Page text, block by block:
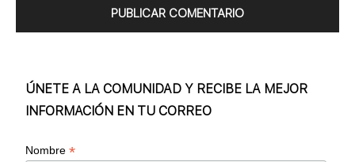
ÚNETE A LA COMUNIDAD Y RECIBE LA MEJOR
INFORMACIÓN EN TU CORREO
Nombre*